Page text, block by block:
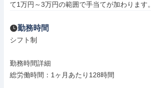
て1万円～3万円の範囲で手当てが加わります。
勤務時間
シフト制
勤務時間詳細
総労働時間：1ヶ月あたり128時間